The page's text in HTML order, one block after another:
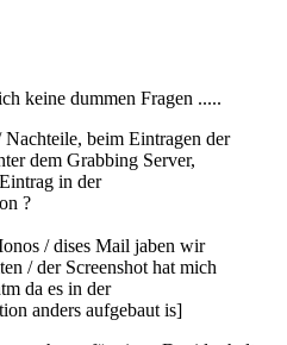
keine dummen Fragen .....
beim Eintragen der
dem Grabbing Server,
in der
?
/ dises Mail jaben wir
/ der Screenshot hat mich
da es in der
anders aufgebaut is]